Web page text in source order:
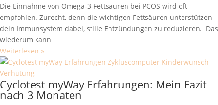
Die Einnahme von Omega-3-Fettsäuren bei PCOS wird oft
empfohlen. Zurecht, denn die wichtigen Fettsäuren unterstützen
dein Immunsystem dabei, stille Entzündungen zu reduzieren. Das
wiederum kann
Weiterlesen »
Cyclotest myWay Erfahrungen: Mein Fazit
nach 3 Monaten